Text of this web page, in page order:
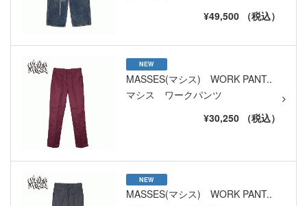
¥49,500 （税込）
NEW
MASSES(マシス) WORK PANT..
マシス ワークパンツ
¥30,250 （税込）
NEW
MASSES(マシス) WORK PANT..